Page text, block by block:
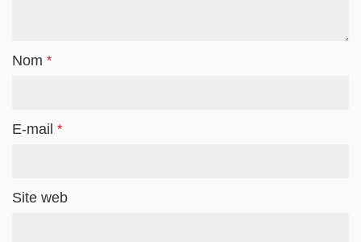
Nom *
E-mail *
Site web